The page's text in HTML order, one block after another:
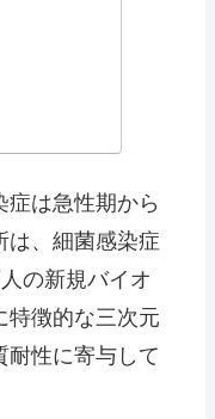
は急性期から
は、細菌感染症
の新規バイオ
特徴的な三次元
耐性に寄与して